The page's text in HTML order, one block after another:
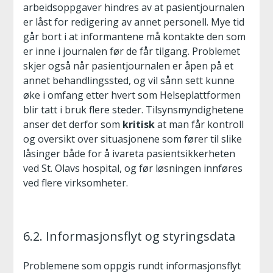
arbeidsoppgaver hindres av at pasientjournalen
er låst for redigering av annet personell. Mye tid
går bort i at informantene må kontakte den som
er inne i journalen før de får tilgang. Problemet
skjer også når pasientjournalen er åpen på et
annet behandlingssted, og vil sånn sett kunne
øke i omfang etter hvert som Helseplattformen
blir tatt i bruk flere steder. Tilsynsmyndighetene
anser det derfor som kritiskat man får kontroll
og oversikt over situasjonene som fører til slike
låsinger både for å ivareta pasientsikkerheten
ved St. Olavs hospital, og før løsningen innføres
ved flere virksomheter.
6.2. Informasjonsflyt og styringsdata
Problemene som oppgis rundt informasjonsflyt